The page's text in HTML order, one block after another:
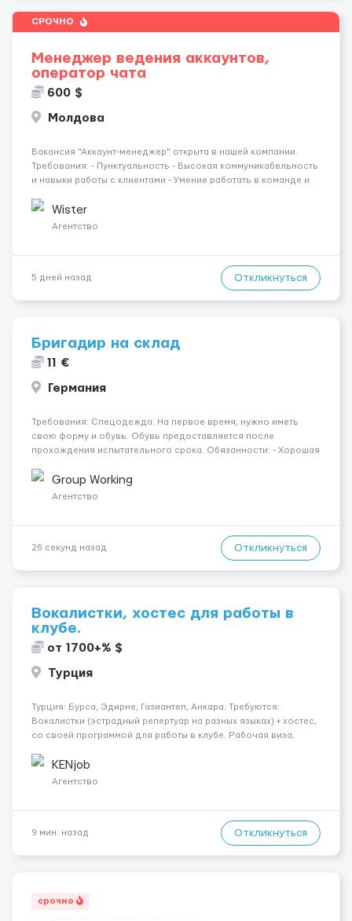
СРОЧНО
Менеджер ведения аккаунтов,
оператор чата
600 $
Молдова
Вакансия "Аккаунт-менеджер" открыта в нашей компании.
Требования: - Пунктуальность - Высокая коммуникабельность
и навыки работы с клиентами - Умение работать в команде и
или ноутбука - постоянный доступ к интернету - опыт р...
Wister
Агентство
5 дней назад Откликнуться
Бригадир на склад
11 €
Германия
Требования: Спецодежда: На первое время, нужно иметь
свою форму и обувь. Обувь предоставляется после
прохождения испытательного срока. Обязанности: - Хорошая
Опыт работы на складе или в сфере логистики будет
преимуществом; - Навы...
Group Working
Агентство
26 секунд назад Откликнуться
Вокалистки, хостес для работы в
клубе.
от 1700+% $
Турция
Турция: Бурса, Эдирне, Газиантеп, Анкара. Требуются:
Вокалистки (эстрадный репертуар на разных языках) + хостеc,
со своей программой для работы в клубе. Рабочая виза.
одного до трех месяцев. Мед. страховка. Высокая зарплат...
KENjob
Агентство
9 мин. назад Откликнуться
срочно